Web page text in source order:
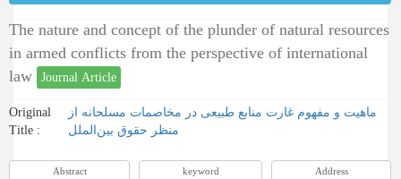
The nature and concept of the plunder of natural resources
in armed conflicts from the perspective of international
law
Journal Article
Original
Title :
ماهیت و مفهوم غارت منابع طبیعی در مخاصمات مسلحانه از
منظر حقوق بین‌الملل
Abstract keyword Address